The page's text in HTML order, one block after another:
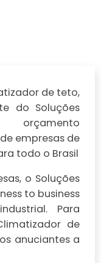
de teto,
do Soluções
orçamento
empresas de
todo o Brasil
o Soluções
to business
Para
de
anuciantes a